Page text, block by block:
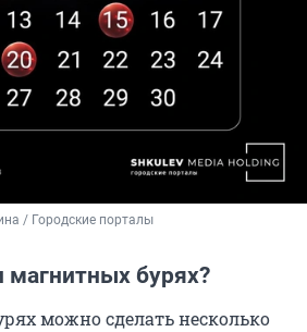
/ Городские порталы
магнитных бурях?
можно сделать несколько